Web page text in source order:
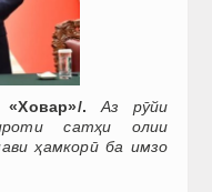
.
Аз рӯйи
сатҳи олии
ҳамкорӣ ба имзо